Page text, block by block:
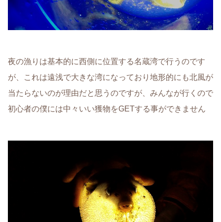
夜の漁りは基本的に西側に位置する名蔵湾で行うのです
が、これは遠浅で大きな湾になっており地形的にも北風が
当たらないのが理由だと思うのですが、みんなが行くので
初心者の僕には中々いい獲物をGETする事ができません